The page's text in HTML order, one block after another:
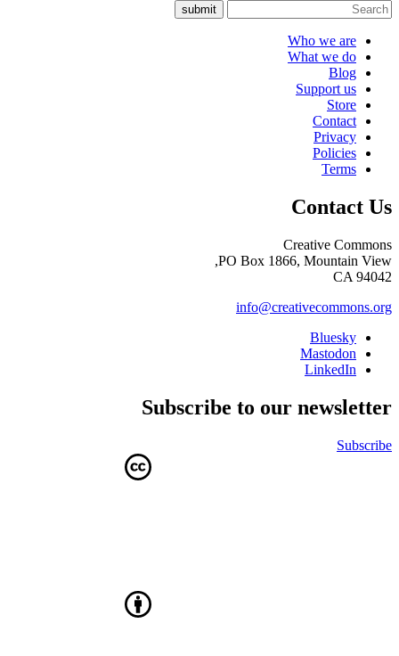
submit
Who we are
What we do
Blog
Support us
Store
Contact
Privacy
Policies
Terms
Contact Us
Creative Commons
PO Box 1866, Mountain View,
CA 94042
info@creativecommons.org
Bluesky
Mastodon
LinkedIn
Subscribe to our newsletter
Subscribe